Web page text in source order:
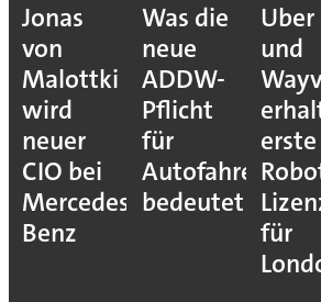
Jonas
von
Malottki
wird
neuer
CIO bei
Mercedes-
Benz
Was die
neue
ADDW-
Pflicht
für
Autofahrer
bedeutet
Uber
und
erste
für